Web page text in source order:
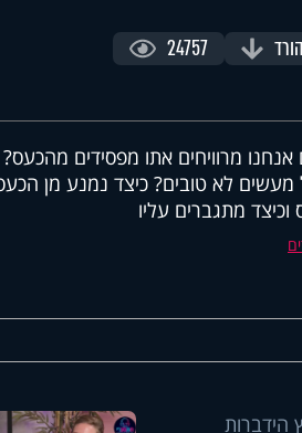
הורד 24757
מרוויחים אתו מפסידים מהכעס?
לא טובים? כיצד נמנע מן
מתגברים עליו
הידברות